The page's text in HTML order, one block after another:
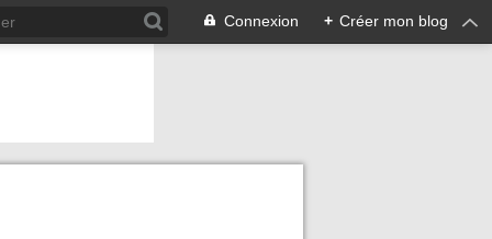
Connexion + Créer mon blog